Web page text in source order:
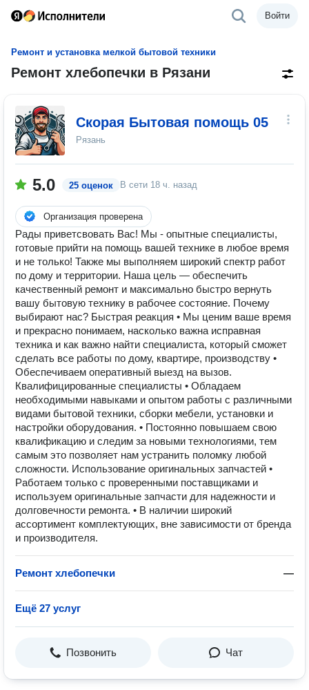
Войти
Ремонт и установка мелкой бытовой техники
Ремонт хлебопечки в Рязани
Скорая Бытовая помощь 05
Рязань
5.0 25 оценок В сети 18 ч. назад
Организация проверена
Рады приветсвовать Вас! Мы - опытные специалисты,
готовые прийти на помощь вашей технике в любое время
и не только! Также мы выполняем широкий спектр работ
по дому и территории. Наша цель — обеспечить
качественный ремонт и максимально быстро вернуть
вашу бытовую технику в рабочее состояние. Почему
выбирают нас? Быстрая реакция • Мы ценим ваше время
и прекрасно понимаем, насколько важна исправная
техника и как важно найти специалиста, который сможет
сделать все работы по дому, квартире, производству •
Обеспечиваем оперативный выезд на вызов.
Квалифицированные специалисты • Обладаем
необходимыми навыками и опытом работы с различными
видами бытовой техники, сборки мебели, установки и
настройки оборудования. • Постоянно повышаем свою
квалификацию и следим за новыми технологиями, тем
самым это позволяет нам устранить поломку любой
сложности. Использование оригинальных запчастей •
Работаем только с проверенными поставщиками и
используем оригинальные запчасти для надежности и
долговечности ремонта. • В наличии широкий
ассортимент комплектующих, вне зависимости от бренда
и производителя.
Ремонт хлебопечки —
Ещё 27 услуг
Позвонить Чат